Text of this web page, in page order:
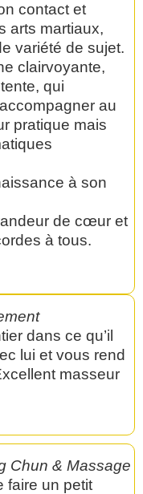
contact et
arts martiaux,
variété de sujet.
clairvoyante,
qui
au
pratique mais
à son
de cœur et
à tous.
dans ce qu’il
lui et vous rend
masseur
Chun & Massage
faire un petit